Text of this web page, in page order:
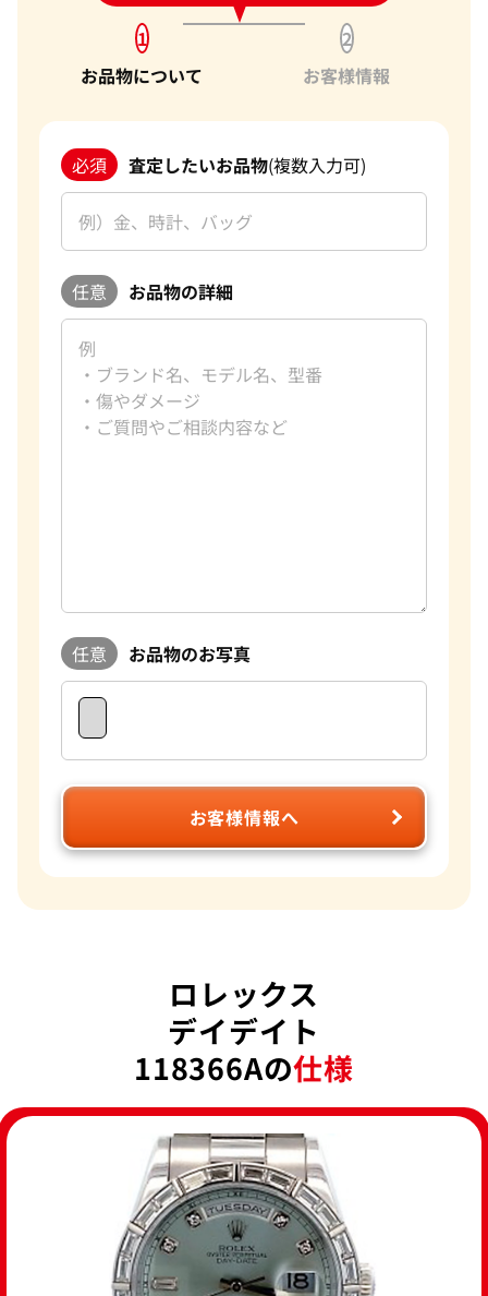
1
お品物について
2
お客様情報
必須 査定したいお品物(複数入力可)
任意 お品物の詳細
任意 お品物のお写真
お客様情報へ
ロレックス
デイデイト
118366Aの仕様